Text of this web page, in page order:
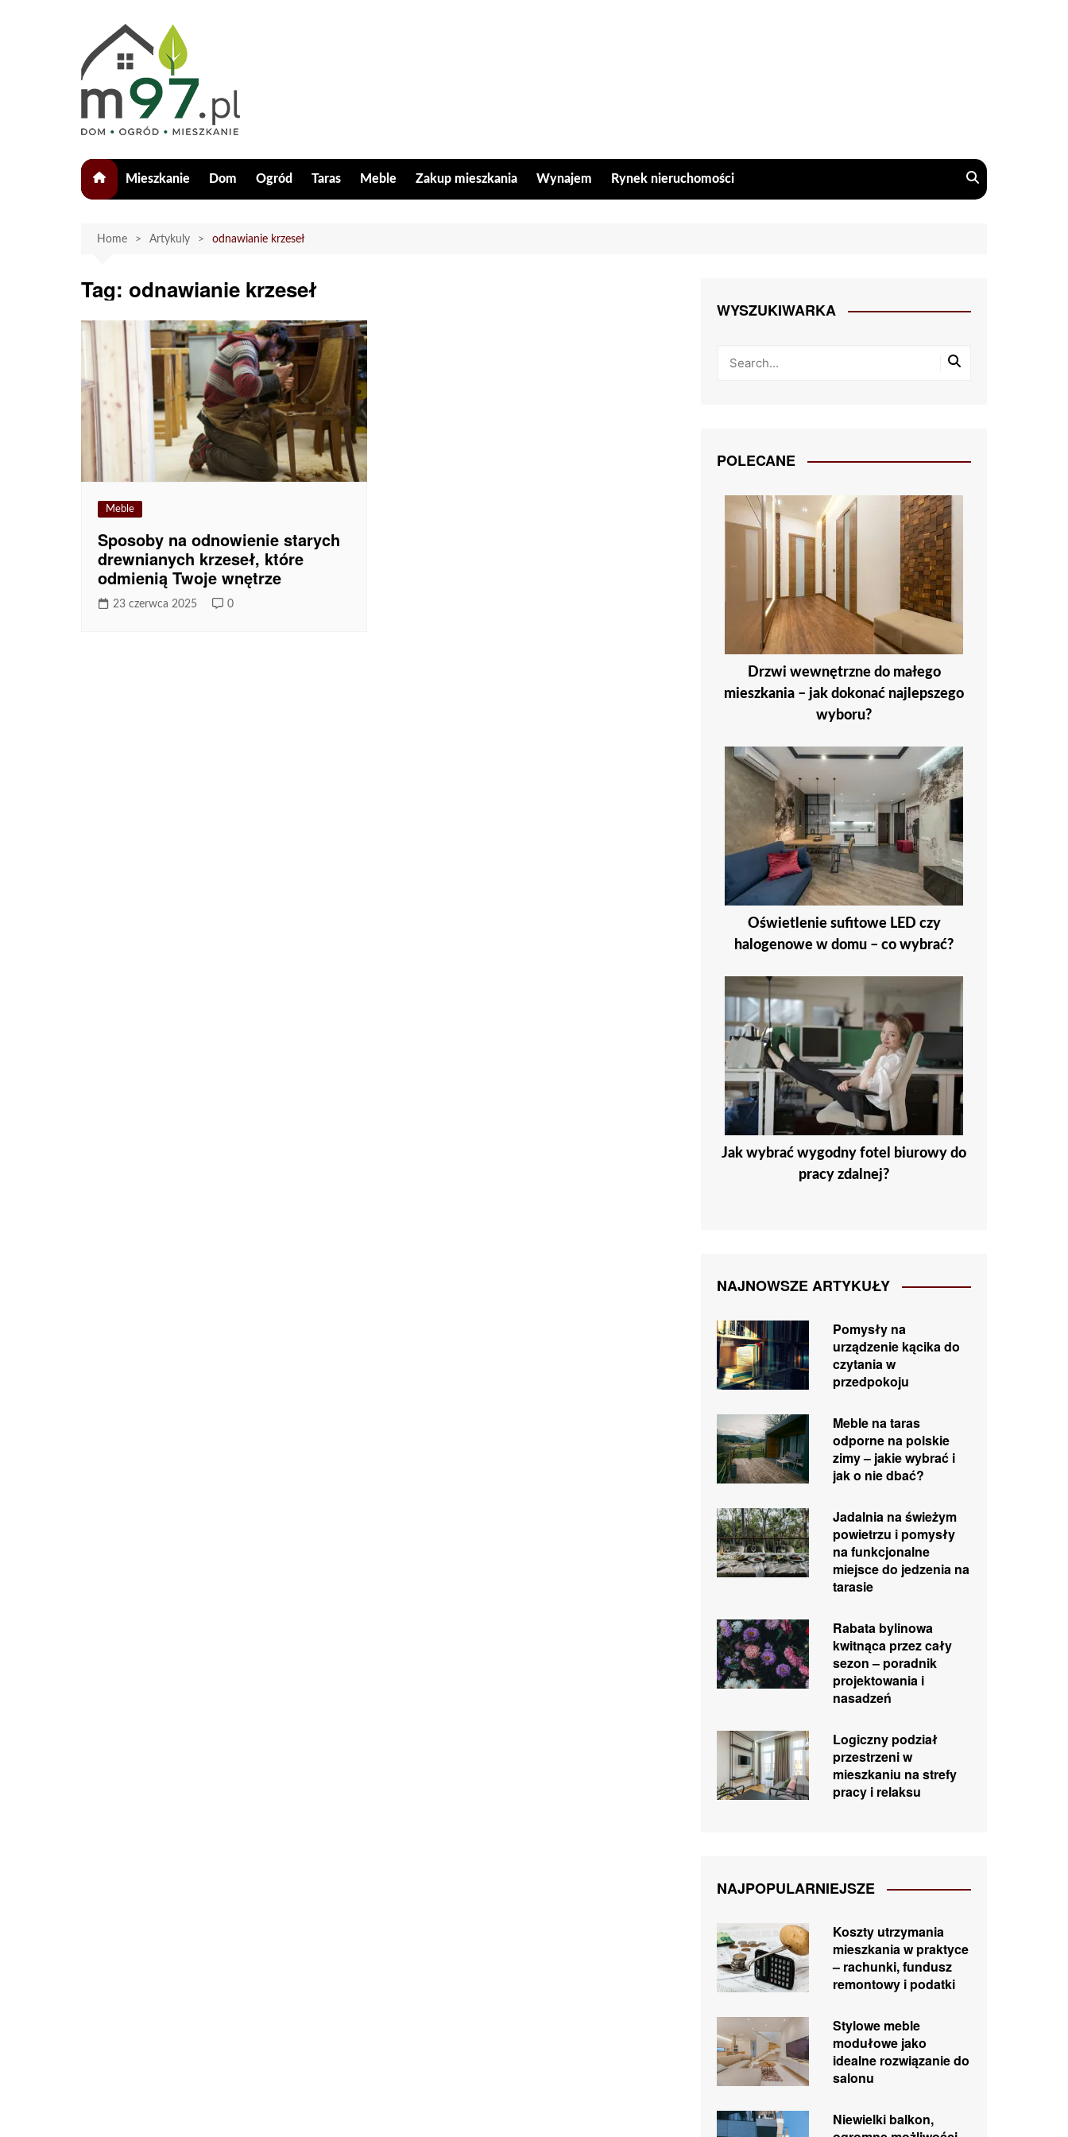
Mieszkanie Dom Ogród Taras Meble Zakup mieszkania Wynajem Rynek nieruchomości
Home Artykuly odnawianie krzeseł
Tag: odnawianie krzeseł
Meble
Sposoby na odnowienie starych
drewnianych krzeseł, które
odmienią Twoje wnętrze
23 czerwca 2025 0
WYSZUKIWARKA
POLECANE
Drzwi wewnętrzne do małego
mieszkania – jak dokonać najlepszego
wyboru?
Oświetlenie sufitowe LED czy
halogenowe w domu – co wybrać?
Jak wybrać wygodny fotel biurowy do
pracy zdalnej?
NAJNOWSZE ARTYKUŁY
Pomysły na
urządzenie kącika do
czytania w
przedpokoju
Meble na taras
odporne na polskie
zimy – jakie wybrać i
jak o nie dbać?
Jadalnia na świeżym
powietrzu i pomysły
na funkcjonalne
miejsce do jedzenia na
tarasie
Rabata bylinowa
kwitnąca przez cały
sezon – poradnik
projektowania i
nasadzeń
Logiczny podział
przestrzeni w
mieszkaniu na strefy
pracy i relaksu
NAJPOPULARNIEJSZE
Koszty utrzymania
mieszkania w praktyce
– rachunki, fundusz
remontowy i podatki
Stylowe meble
modułowe jako
idealne rozwiązanie do
salonu
Niewielki balkon,